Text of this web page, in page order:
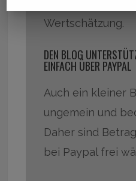
Wertschätzung.
DEN BLOG
EINFACH ÜBER PAYPAL
Auch ein kleiner
ungemein und
Daher sind
bei Paypal frei